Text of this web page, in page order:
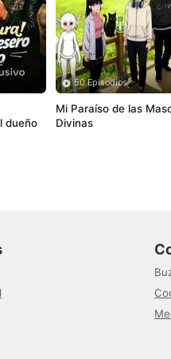
dueño
50 Episodios
Mi Paraíso de las
Divinas